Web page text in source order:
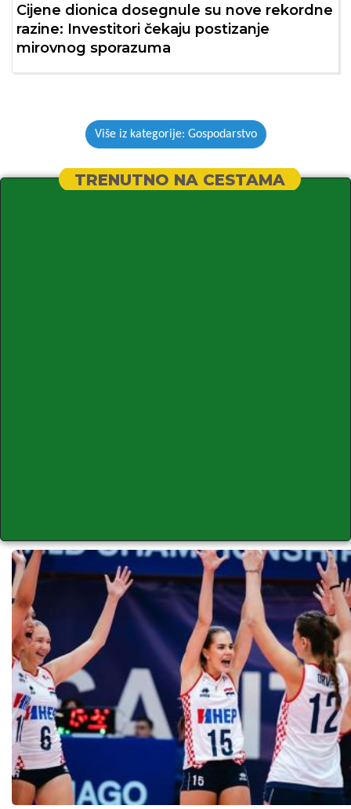
Cijene dionica dosegnule su nove rekordne
razine: Investitori čekaju postizanje
mirovnog sporazuma
Više iz kategorije: Gospodarstvo
TRENUTNO NA CESTAMA